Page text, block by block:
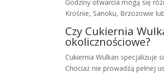
Godziny otwarcia mogą się
Krośnie, Sanoku, Brzozowie
Czy Cukiernia
okolicznościowe?
Cukiernia Wulkan specjalizuje
Chociaż nie prowadzą pełnej